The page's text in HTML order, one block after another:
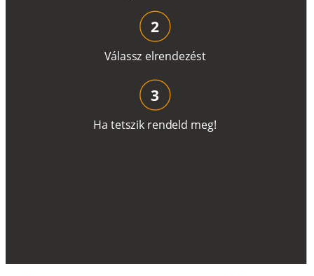
Válassz elrendezést
2
Ha tetszik rendeld meg!
3